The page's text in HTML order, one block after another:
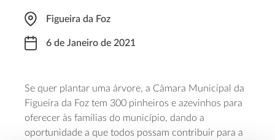
Figueira da Foz
6 de Janeiro de 2021
Se quer plantar uma árvore, a Câmara Municipal da
Figueira da Foz tem 300 pinheiros e azevinhos para
oferecer às famílias do município, dando a
oportunidade a que todos possam contribuir para a